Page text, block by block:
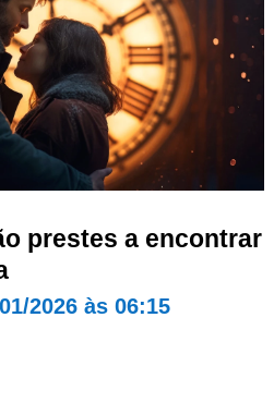
prestes a encontrar
2026 às 06:15